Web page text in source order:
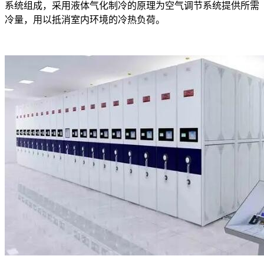
系统组成，采用液体气化制冷的原理为空气调节系统提供所需
冷量，用以抵消室内环境的冷热负荷。